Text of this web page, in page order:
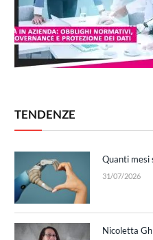
TENDENZE
Quanti mesi
31/07/2026
Nicoletta